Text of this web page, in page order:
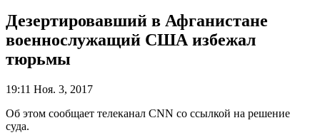
Дезертировавший в Афганистане
военнослужащий США избежал
тюрьмы
19:11 Ноя. 3, 2017
Об этом сообщает телеканал CNN со ссылкой на решение
суда.